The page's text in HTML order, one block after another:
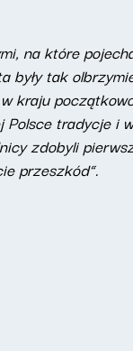
na które
były tak
kraju
Polsce tradycje i
zdobyli
przeszkód”.